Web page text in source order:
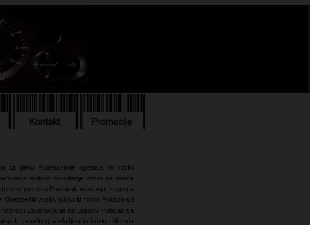
za glavu Podesavanje ogledala na vozilu
motora Pokretanje vozila sa mesta
prenosa Postupak menjanja stepena
Obezbediti vozilo, iskljuciti motor Pokazivaci
Zaustavljanje na usponu Polazak sa
pravilnog savladjivanja krivina Metoda